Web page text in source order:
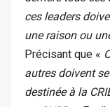
ces leaders
une raison ou
Précisant que «
autres doivent
destinée à la